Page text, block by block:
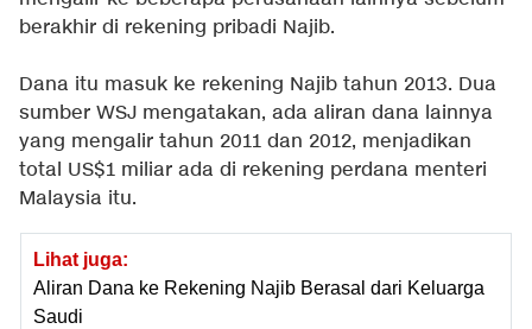
berakhir di rekening pribadi Najib.
Dana itu masuk ke rekening Najib tahun 2013. Dua
sumber WSJ mengatakan, ada aliran dana lainnya
yang mengalir tahun 2011 dan 2012, menjadikan
total US$1 miliar ada di rekening perdana menteri
Malaysia itu.
Lihat juga:
Aliran Dana ke Rekening Najib Berasal dari Keluarga
Saudi